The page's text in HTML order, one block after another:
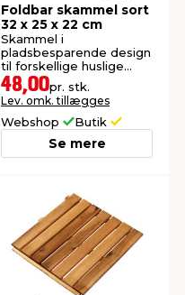
Foldbar skammel sort
32 x 25 x 22 cm
Skammel i
pladsbesparende design
til forskellige huslige
behov. Maks. belastning:
150 kg.
48,00pr. stk.
Lev. omk. tillægges
Webshop Butik
Se mere